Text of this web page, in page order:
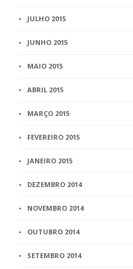
JULHO 2015
JUNHO 2015
MAIO 2015
ABRIL 2015
MARÇO 2015
FEVEREIRO 2015
JANEIRO 2015
DEZEMBRO 2014
NOVEMBRO 2014
OUTUBRO 2014
SETEMBRO 2014